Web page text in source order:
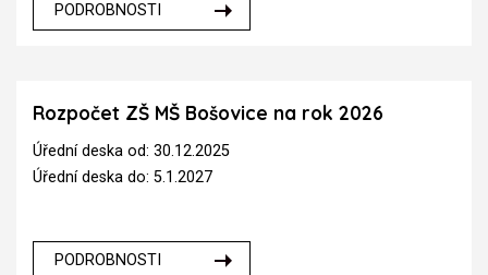
PODROBNOSTI
Rozpočet ZŠ MŠ Bošovice na rok 2026
Úřední deska od: 30.12.2025
Úřední deska do: 5.1.2027
PODROBNOSTI